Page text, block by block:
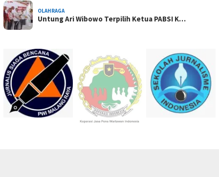
OLAHRAGA
Untung Ari Wibowo Terpilih Ketua PABSI K…